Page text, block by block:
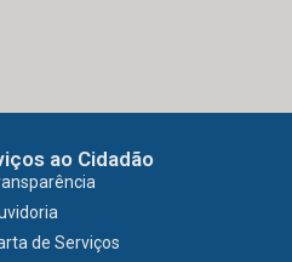
ao Cidadão
de Serviços